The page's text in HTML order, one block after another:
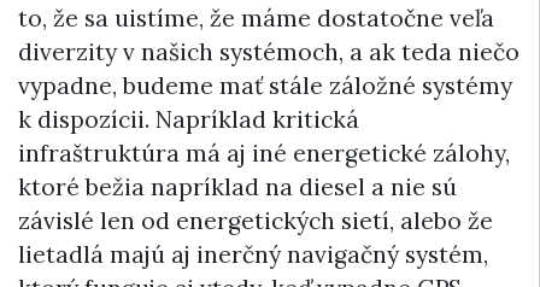
to, že sa uistíme, že máme dostatočne veľa
diverzity v našich systémoch, a ak teda niečo
vypadne, budeme mať stále záložné systémy
k dispozícii. Napríklad kritická
infraštruktúra má aj iné energetické zálohy,
ktoré bežia napríklad na diesel a nie sú
závislé len od energetických sietí, alebo že
lietadlá majú aj inerčný navigačný systém,